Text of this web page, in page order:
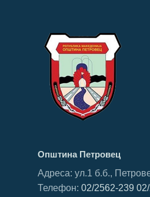
Општина Петровец
Адреса: ул.1 б.б.,
Телефон: 02/2562-239